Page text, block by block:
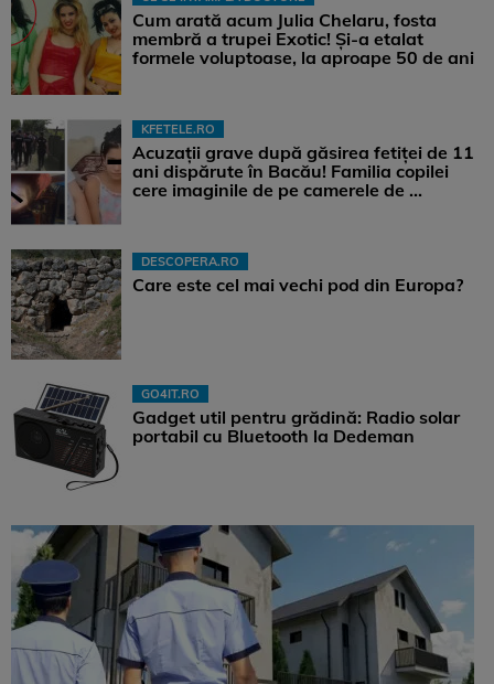
Cum arată acum Julia Chelaru, fosta
membră a trupei Exotic! Și-a etalat
formele voluptoase, la aproape 50 de ani
KFETELE.RO
Acuzații grave după găsirea fetiței de 11
ani dispărute în Bacău! Familia copilei
cere imaginile de pe camerele de ...
DESCOPERA.RO
Care este cel mai vechi pod din Europa?
GO4IT.RO
Gadget util pentru grădină: Radio solar
portabil cu Bluetooth la Dedeman